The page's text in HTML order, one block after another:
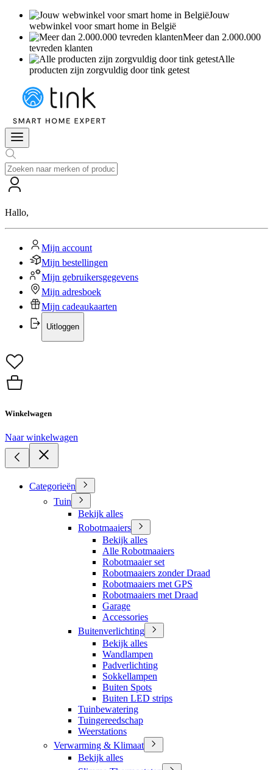
Jouw
webwinkel voor smart home in België
Meer dan 2.000.000
tevreden klanten
Alle
producten zijn zorgvuldig door tink getest
Hallo,
Mijn account
Mijn bestellingen
Mijn gebruikersgegevens
Mijn adresboek
Mijn cadeaukaarten
Uitloggen
Winkelwagen
Naar winkelwagen
Categorieën
Tuin
Bekijk alles
Robotmaaiers
Bekijk alles
Alle Robotmaaiers
Robotmaaier set
Robotmaaiers zonder Draad
Robotmaaiers met GPS
Robotmaaiers met Draad
Garage
Accessories
Buitenverlichting
Bekijk alles
Wandlampen
Padverlichting
Sokkellampen
Buiten Spots
Buiten LED strips
Tuinbewatering
Tuingereedschap
Weerstations
Verwarming & Klimaat
Bekijk alles